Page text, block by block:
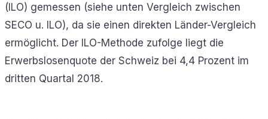
(ILO) gemessen (siehe unten Vergleich zwischen
SECO u. ILO), da sie einen direkten Länder-Vergleich
ermöglicht. Der ILO-Methode zufolge liegt die
Erwerbslosenquote der Schweiz bei 4,4 Prozent im
dritten Quartal 2018.